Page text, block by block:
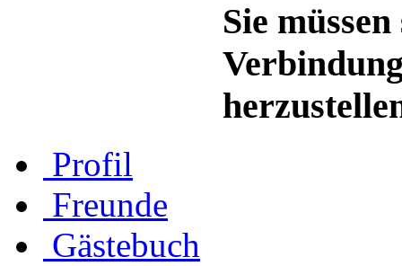
Sie
Profil
Freunde
Gästebuch